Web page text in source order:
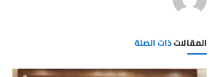
المقالاتذات الصلة